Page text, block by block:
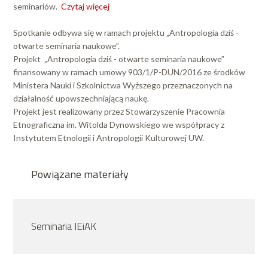
seminariów. Czytaj więcej
Spotkanie odbywa się w ramach projektu „Antropologia dziś -
otwarte seminaria naukowe”.
Projekt „Antropologia dziś - otwarte seminaria naukowe”
finansowany w ramach umowy 903/1/P-DUN/2016 ze środków
Ministera Nauki i Szkolnictwa Wyższego przeznaczonych na
działalność upowszechniającą naukę.
Projekt jest realizowany przez Stowarzyszenie Pracownia
Etnograficzna im. Witolda Dynowskiego we współpracy z
Instytutem Etnologii i Antropologii Kulturowej UW.
Powiązane materiały
Seminaria IEiAK